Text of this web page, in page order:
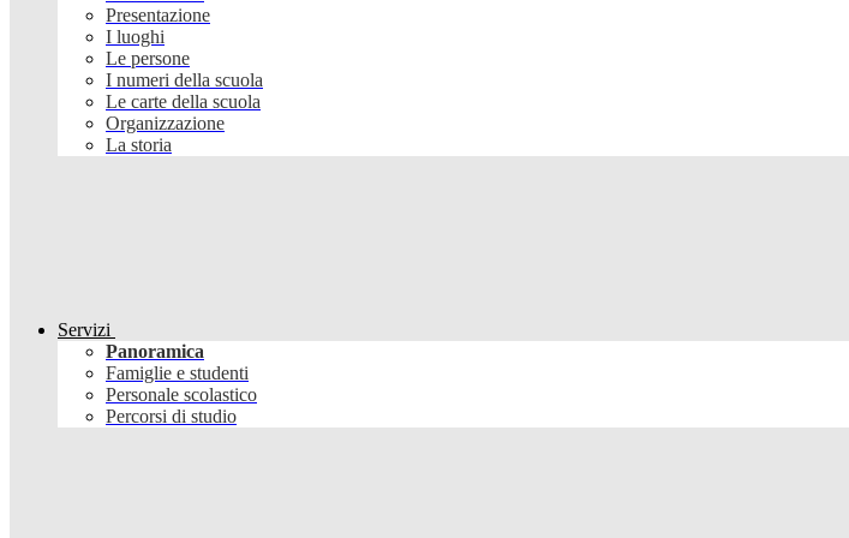
Presentazione
I luoghi
Le persone
I numeri della scuola
Le carte della scuola
Organizzazione
La storia
Servizi
Panoramica
Famiglie e studenti
Personale scolastico
Percorsi di studio